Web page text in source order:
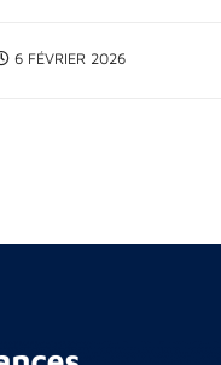
6 FÉVRIER 2026